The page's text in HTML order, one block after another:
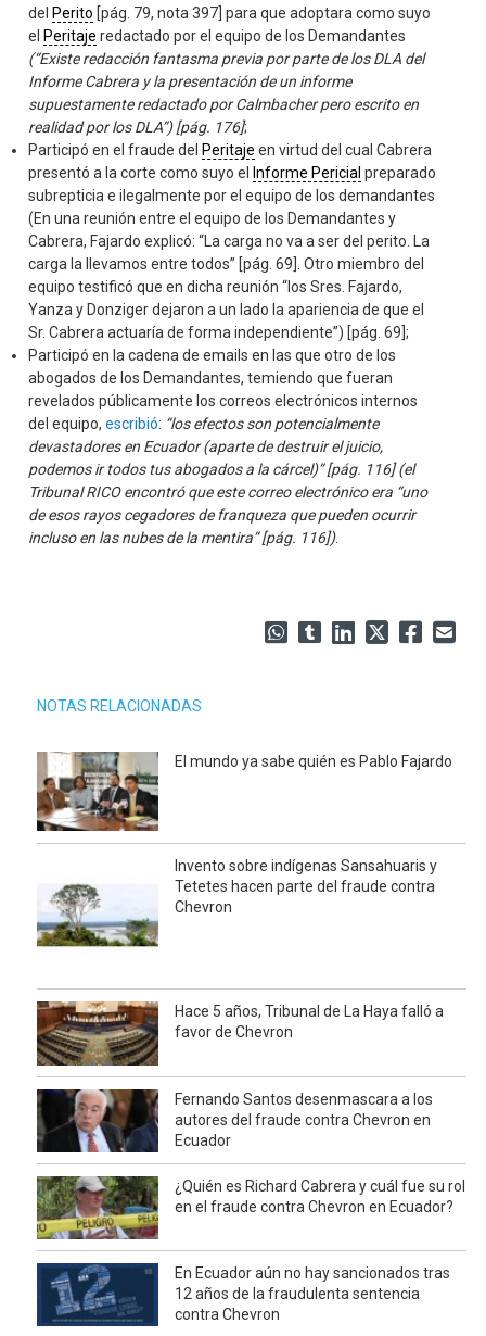
delPerito [pág. 79, nota 397] para que adoptara como suyo
elPeritaje redactado por el equipo de los Demandantes
(“Existe redacción fantasma previa por parte de los DLA del
Informe Cabrera y la presentación de un informe
supuestamente redactado por Calmbacher pero escrito en
realidad por los DLA”) [pág. 176];
Participó en el fraude delPeritaje en virtud del cual Cabrera
presentó a la corte como suyo elInforme Pericial preparado
subrepticia e ilegalmente por el equipo de los demandantes
(En una reunión entre el equipo de los Demandantes y
Cabrera, Fajardo explicó: “La carga no va a ser del perito. La
carga la llevamos entre todos” [pág. 69]. Otro miembro del
equipo testificó que en dicha reunión “los Sres. Fajardo,
Yanza y Donziger dejaron a un lado la apariencia de que el
Sr. Cabrera actuaría de forma independiente”) [pág. 69];
Participó en la cadena de emails en las que otro de los
abogados de los Demandantes, temiendo que fueran
revelados públicamente los correos electrónicos internos
del equipo,escribió: “los efectos son potencialmente
devastadores en Ecuador (aparte de destruir el juicio,
podemos ir todos tus abogados a la cárcel)” [pág. 116] (el
Tribunal RICO encontró que este correo electrónico era “uno
de esos rayos cegadores de franqueza que pueden ocurrir
incluso en las nubes de la mentira” [pág. 116]).
NOTAS RELACIONADAS
El mundo ya sabe quién es Pablo Fajardo
Invento sobre indígenas Sansahuaris y
Tetetes hacen parte del fraude contra
Chevron
Hace 5 años, Tribunal de La Haya falló a
favor de Chevron
Fernando Santos desenmascara a los
autores del fraude contra Chevron en
Ecuador
¿Quién es Richard Cabrera y cuál fue su rol
en el fraude contra Chevron en Ecuador?
En Ecuador aún no hay sancionados tras
12 años de la fraudulenta sentencia
contra Chevron